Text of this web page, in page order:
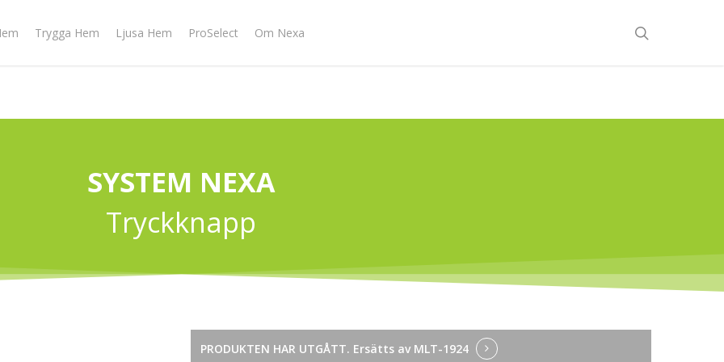
Trygga Hem Ljusa Hem ProSelect Om Nexa
SYSTEM NEXA
Tryckknapp
PRODUKTEN HAR UTGÅTT. Ersätts av MLT-1924